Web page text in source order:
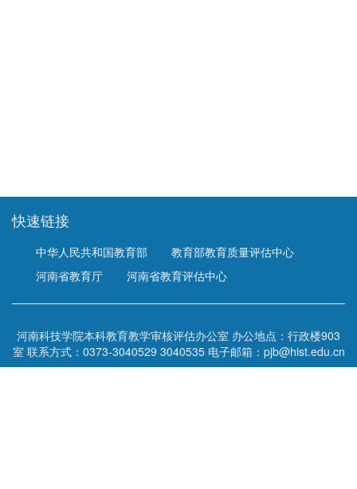
快速链接
中华人民共和国教育部
教育部教育质量评估中心
河南省教育厅
河南省教育评估中心
河南科技学院本科教育教学审核评估办公室 办公地点：行政楼903
室 联系方式：0373-3040529 3040535 电子邮箱：pjb@hist.edu.cn